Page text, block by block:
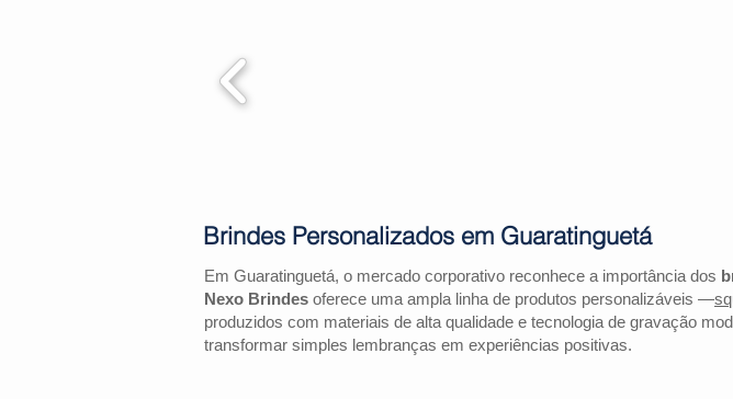
Em Guaratinguetá, o mercado corporativo reconhece a importância dos
Nexo Brindes oferece uma ampla linha de produtos personalizáveis —
produzidos com materiais de alta qualidade e tecnologia de gravação
transformar simples lembranças em experiências positivas.
Brindes Personalizados em Guaratinguetá